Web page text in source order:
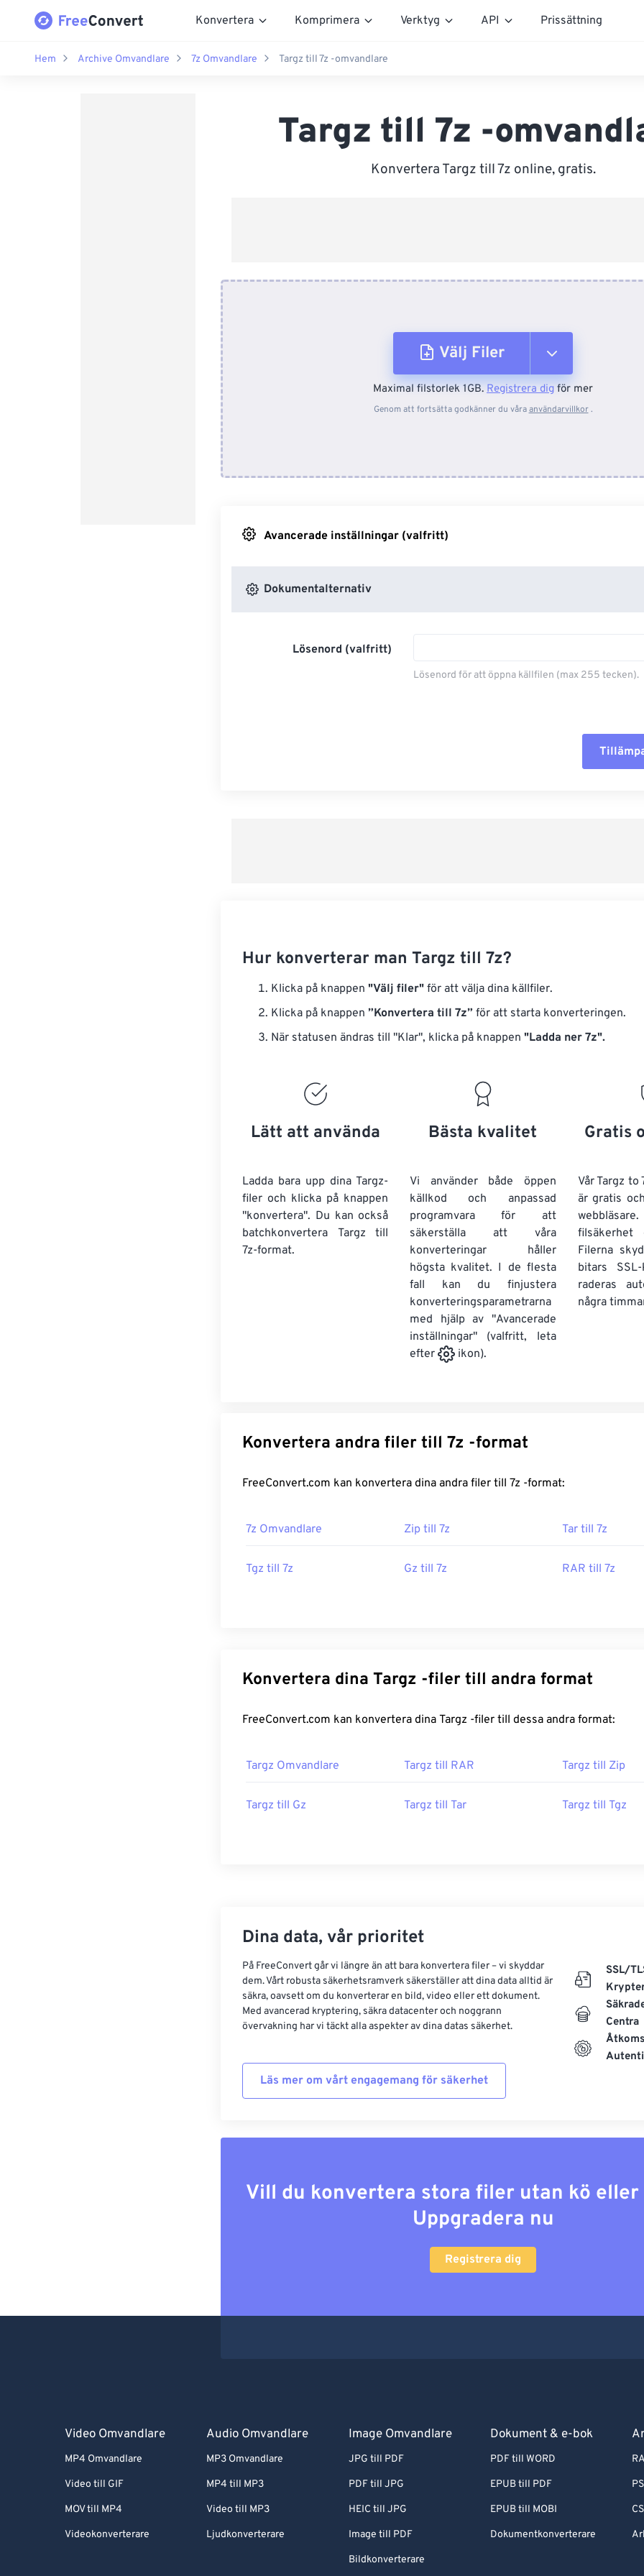
Konvertera Komprimera Verktyg API Prissättning
Hem Archive Omvandlare 7z Omvandlare Targz till 7z -omvandlare
Targz till 7z -
Konvertera Targz till 7z online, gratis.
Välj Filer
Från enhet
Maximal filstorlek 1GB. Registrera dig för mer
Genom att fortsätta godkänner du våraanvändarvillkor.
Avancerade inställningar (valfritt)
Dokumentalternativ
Lösenord (valfritt)
Lösenord för att öppna källfilen (max 255 tecken).
Hur konverterar man Targz till 7z?
Klicka på knappen "Välj filer" för att välja dina källfiler.
Klicka på knappen ”Konvertera till 7z” för att starta konverteringen.
När statusen ändras till "Klar", klicka på knappen "Ladda ner 7z".
Lätt att använda
Ladda bara upp dina Targz-
filer och klicka på knappen
"konvertera". Du kan också
batchkonvertera Targz till
7z-format.
Bästa kvalitet
Vi använder både öppen
källkod och anpassad
programvara för att
säkerställa att våra
konverteringar håller
högsta kvalitet. I de flesta
fall kan du finjustera
konverteringsparametrarna
med hjälp av "Avancerade
inställningar" (valfritt, leta
efter
ikon).
Gratis
Vår Targz
är gratis
filsäkerhet
Filerna
bitars
raderas
några
Konvertera andra filer till 7z -format
FreeConvert.com kan konvertera dina andra filer till 7z -format:
7z Omvandlare Zip till 7z Tar till 7z
Tgz till 7z Gz till 7z RAR till 7z
Konvertera dina Targz -filer till andra format
FreeConvert.com kan konvertera dina Targz -filer till dessa andra format:
Targz Omvandlare Targz till RAR Targz till Zip
Targz till Gz Targz till Tar Targz till Tgz
Dina data, vår prioritet
På FreeConvert går vi längre än att bara konvertera filer – vi skyddar
dem. Vårt robusta säkerhetsramverk säkerställer att dina data alltid är
säkra, oavsett om du konverterar en bild, video eller ett dokument.
Med avancerad kryptering, säkra datacenter och noggrann
övervakning har vi täckt alla aspekter av dina datas säkerhet.
Läs mer om vårt engagemang för säkerhet
SSL/
Centra
Vill du konvertera stora filer utan kö eller
Uppgradera nu
Registrera dig
Video Omvandlare
MP4 Omvandlare
Video till GIF
MOV till MP4
Videokonverterare
Audio Omvandlare
MP3 Omvandlare
MP4 till MP3
Video till MP3
Ljudkonverterare
Image Omvandlare
JPG till PDF
PDF till JPG
HEIC till JPG
Image till PDF
Bildkonverterare
Dokument & e-bok
PDF till WORD
EPUB till PDF
EPUB till MOBI
Dokumentkonverterare